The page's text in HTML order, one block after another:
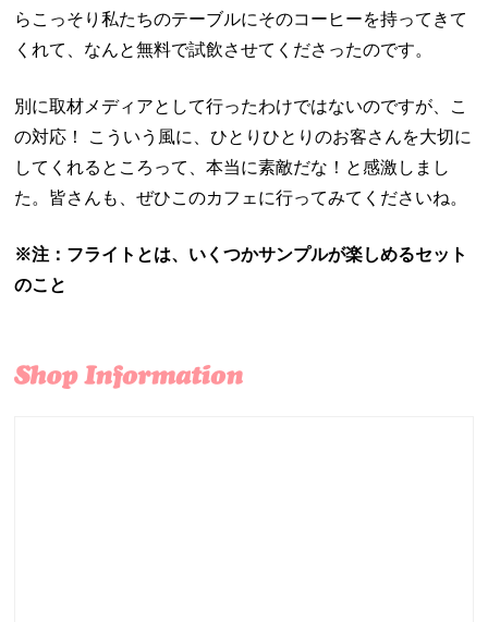
らこっそり私たちのテーブルにそのコーヒーを持ってきて
くれて、なんと無料で試飲させてくださったのです。
別に取材メディアとして行ったわけではないのですが、こ
の対応！ こういう風に、ひとりひとりのお客さんを大切に
してくれるところって、本当に素敵だな！と感激しまし
た。皆さんも、ぜひこのカフェに行ってみてくださいね。
※注：フライトとは、いくつかサンプルが楽しめるセット
のこと